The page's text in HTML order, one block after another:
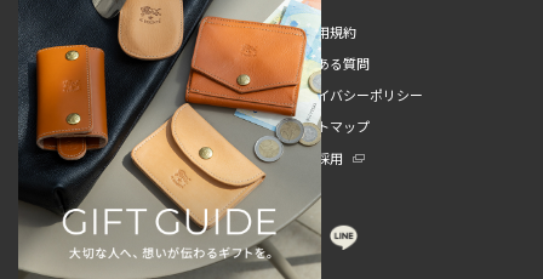
新規会員登録
ご利用規約
ご利用ガイド
よくある質問
特定商取引法
プライバシーポリシー
お問い合わせ
サイトマップ
販売スタッフ中途採用
新卒採用